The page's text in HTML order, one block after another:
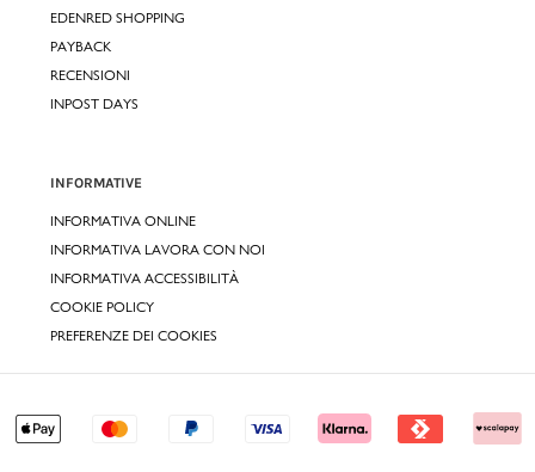
EDENRED SHOPPING
PAYBACK
RECENSIONI
INPOST DAYS
INFORMATIVE
INFORMATIVA ONLINE
INFORMATIVA LAVORA CON NOI
INFORMATIVA ACCESSIBILITÀ
COOKIE POLICY
PREFERENZE DEI COOKIES